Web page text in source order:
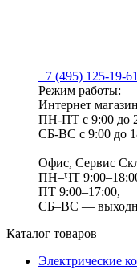
+7 (495) 125-19-61
Режим работы:
Интернет магазин
ПН-ПТ с 9:00 до
СБ-ВС с 9:00 до
Офис, Сервис
ПН–ЧТ
ПТ 9:00–17:00,
СБ–ВС —
Каталог товаров
Электрические